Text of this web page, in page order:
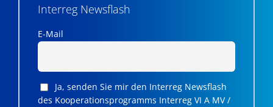
Interreg Newsflash
E-Mail
Ja, senden Sie mir den Interreg Newsflash
des Kooperationsprogramms Interreg VI A MV /